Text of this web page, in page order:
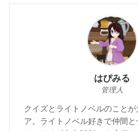
はぴみる
管理人
クイズとライトノベルのこと
ア。ライトノベル好きで仲間